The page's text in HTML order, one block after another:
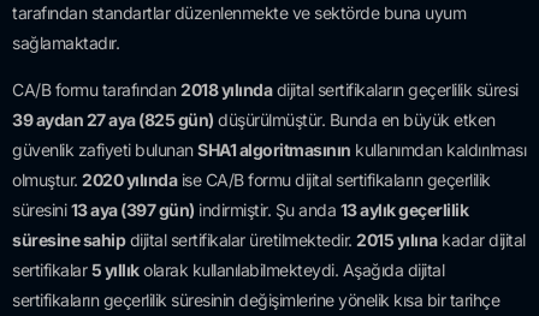
tarafından standartlar düzenlenmekte ve sektörde buna uyum
sağlamaktadır.
CA/B formu tarafından2018 yılındadijital sertifikaların geçerlilik süresi
39 aydan 27 aya (825 gün) düşürülmüştür. Bunda en büyük etken
güvenlik zafiyeti bulunanSHA1 algoritmasının kullanımdan kaldırılması
olmuştur. 2020 yılındaise CA/B formu dijital sertifikaların geçerlilik
süresini13 aya (397 gün) indirmiştir. Şu anda 13 aylık geçerlilik
süresine sahipdijital sertifikalar üretilmektedir. 2015 yılınakadar dijital
sertifikalar5 yıllıkolarak kullanılabilmekteydi. Aşağıda dijital
sertifikaların geçerlilik süresinin değişimlerine yönelik kısa bir tarihçe